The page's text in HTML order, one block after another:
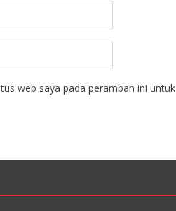
web saya pada peramban ini untuk